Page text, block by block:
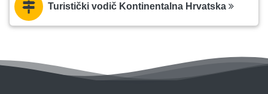
Turistički vodič Kontinentalna Hrvatska